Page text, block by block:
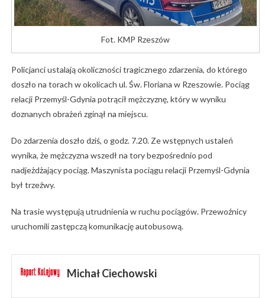
Fot. KMP Rzeszów
Policjanci ustalają okoliczności tragicznego zdarzenia, do którego
doszło na torach w okolicach ul. Św. Floriana w Rzeszowie. Pociąg
relacji Przemyśl-Gdynia potrącił mężczyznę, który w wyniku
doznanych obrażeń zginął na miejscu.
Do zdarzenia doszło dziś, o godz. 7.20. Ze wstępnych ustaleń
wynika, że mężczyzna wszedł na tory bezpośrednio pod
nadjeżdżający pociąg. Maszynista pociągu relacji Przemyśl-Gdynia
był trzeźwy.
Na trasie występują utrudnienia w ruchu pociągów. Przewoźnicy
uruchomili zastępczą komunikację autobusową.
Michał Ciechowski